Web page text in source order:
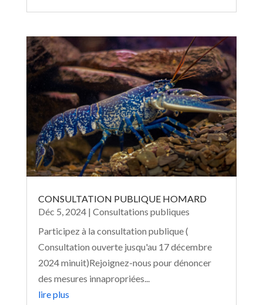
CONSULTATION PUBLIQUE HOMARD
Déc 5, 2024| Consultations publiques
Participez à la consultation publique (
Consultation ouverte jusqu'au 17 décembre
2024 minuit)Rejoignez-nous pour dénoncer
des mesures innapropriées...
lire plus